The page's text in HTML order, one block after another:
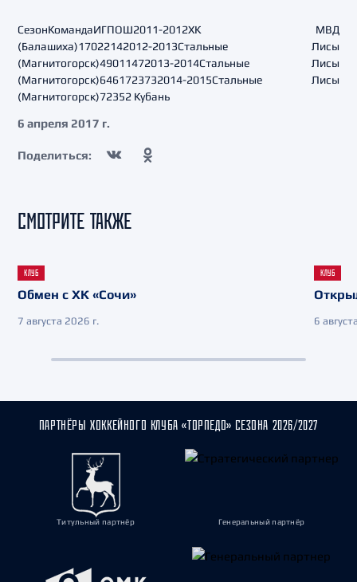
СезонКомандаИГПОШ2011-2012ХК МВД
(Балашиха)17022142012-2013Стальные Лисы
(Магнитогорск)49011472013-2014Стальные Лисы
(Магнитогорск)6461723732014-2015Стальные Лисы
(Магнитогорск)72352 Кубань
6 апреля 2017 г.
Поделиться:
СМОТРИТЕ ТАКЖЕ
КЛУБ
Обмен с ХК «Сочи»
7 августа 2026 г.
КЛУБ
6
ПАРТНЁРЫ ХОККЕЙНОГО КЛУБА «ТОРПЕДО» СЕЗОНА 2026/2027
Титульный партнёр Генеральный партнёр